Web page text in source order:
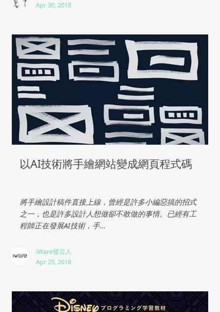
Apr 30, 2018
以AI技術將手繪網站變成網頁程式碼
將手繪設計稿件直接上線，曾經是許多小編惡搞的招式
之一，也是許多設計人想做卻不敢做的事情。已經有工
程師正在發展AI技術，手...
iWare發言人
Apr 25, 2018